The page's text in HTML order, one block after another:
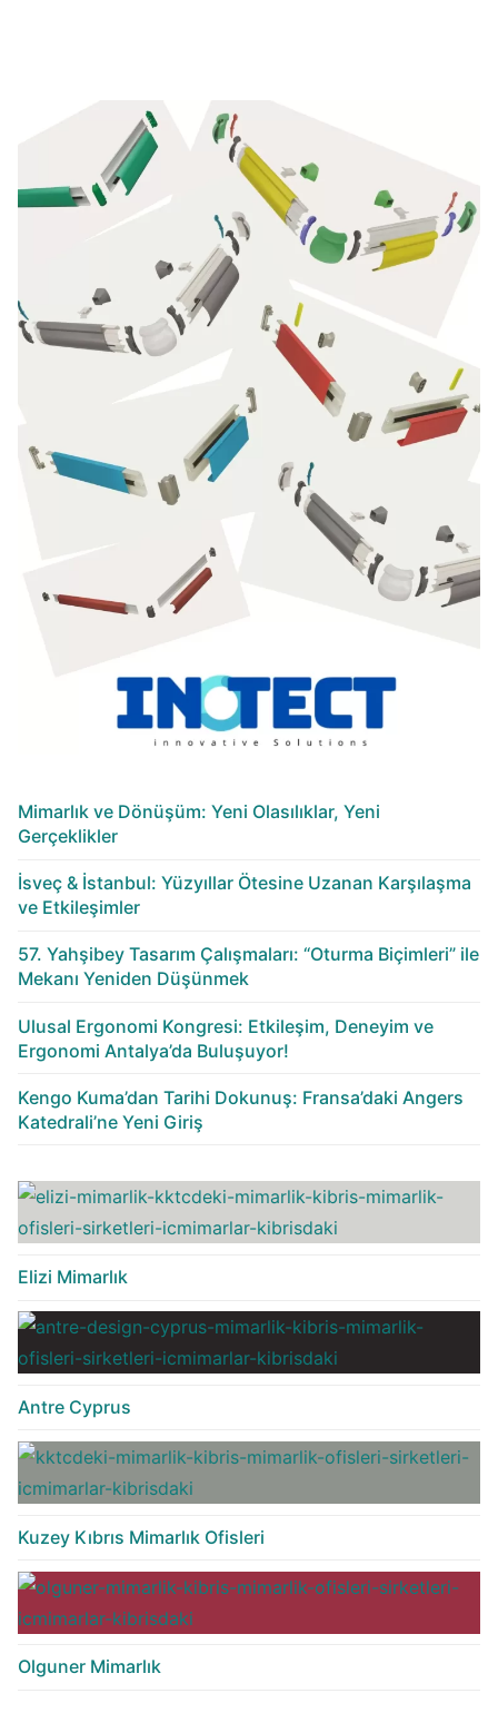
Mimarlık ve Dönüşüm: Yeni Olasılıklar, Yeni
Gerçeklikler
İsveç & İstanbul: Yüzyıllar Ötesine Uzanan Karşılaşma
ve Etkileşimler
57. Yahşibey Tasarım Çalışmaları: “Oturma Biçimleri” ile
Mekanı Yeniden Düşünmek
Ulusal Ergonomi Kongresi: Etkileşim, Deneyim ve
Ergonomi Antalya’da Buluşuyor!
Kengo Kuma’dan Tarihi Dokunuş: Fransa’daki Angers
Katedrali’ne Yeni Giriş
Elizi Mimarlık
Antre Cyprus
Kuzey Kıbrıs Mimarlık Ofisleri
Olguner Mimarlık